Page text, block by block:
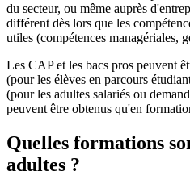
du secteur, ou même auprès
différent dès lors que les
utiles (compétences managériales,
Les CAP et les bacs pros peuvent
(pour les élèves en parcours
(pour les adultes salariés ou
peuvent être obtenus qu'en
Quelles formations
adultes ?